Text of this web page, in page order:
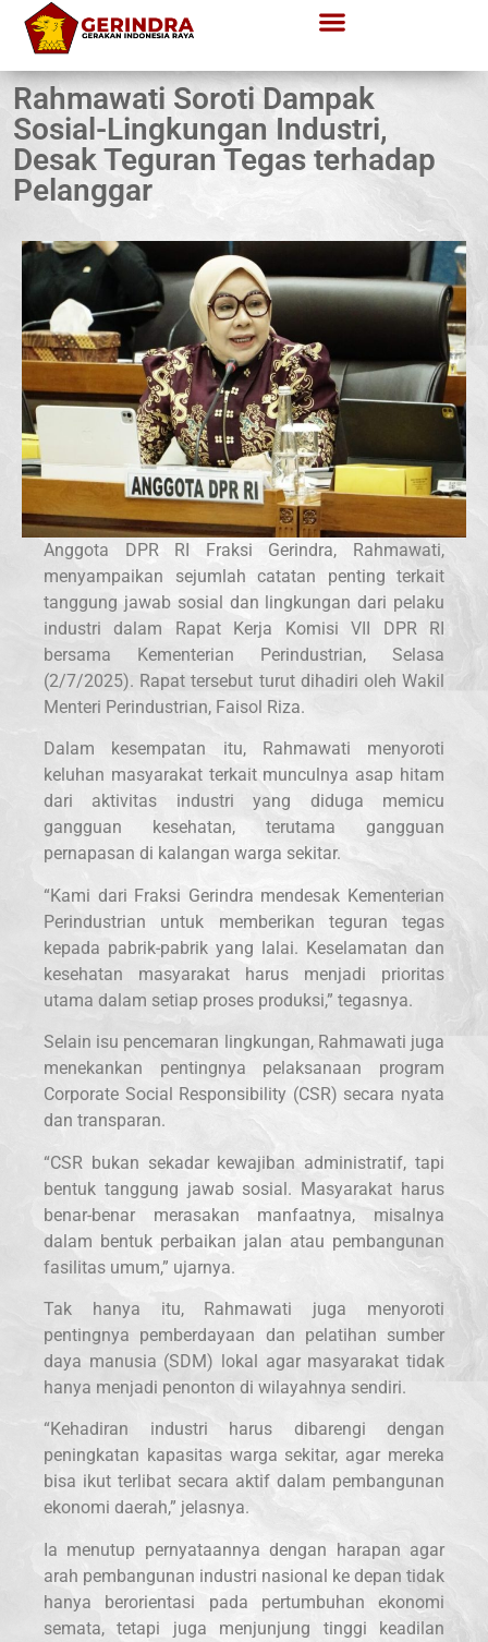
Rahmawati Soroti Dampak
Sosial-Lingkungan Industri,
Desak Teguran Tegas terhadap
Pelanggar
Anggota DPR RI Fraksi Gerindra, Rahmawati,
menyampaikan sejumlah catatan penting terkait
tanggung jawab sosial dan lingkungan dari pelaku
industri dalam Rapat Kerja Komisi VII DPR RI
bersama Kementerian Perindustrian, Selasa
(2/7/2025). Rapat tersebut turut dihadiri oleh Wakil
Menteri Perindustrian, Faisol Riza.
Dalam kesempatan itu, Rahmawati menyoroti
keluhan masyarakat terkait munculnya asap hitam
dari aktivitas industri yang diduga memicu
gangguan kesehatan, terutama gangguan
pernapasan di kalangan warga sekitar.
“Kami dari Fraksi Gerindra mendesak Kementerian
Perindustrian untuk memberikan teguran tegas
kepada pabrik-pabrik yang lalai. Keselamatan dan
kesehatan masyarakat harus menjadi prioritas
utama dalam setiap proses produksi,” tegasnya.
Selain isu pencemaran lingkungan, Rahmawati juga
menekankan pentingnya pelaksanaan program
Corporate Social Responsibility (CSR) secara nyata
dan transparan.
“CSR bukan sekadar kewajiban administratif, tapi
bentuk tanggung jawab sosial. Masyarakat harus
benar-benar merasakan manfaatnya, misalnya
dalam bentuk perbaikan jalan atau pembangunan
fasilitas umum,” ujarnya.
Tak hanya itu, Rahmawati juga menyoroti
pentingnya pemberdayaan dan pelatihan sumber
daya manusia (SDM) lokal agar masyarakat tidak
hanya menjadi penonton di wilayahnya sendiri.
“Kehadiran industri harus dibarengi dengan
peningkatan kapasitas warga sekitar, agar mereka
bisa ikut terlibat secara aktif dalam pembangunan
ekonomi daerah,” jelasnya.
Ia menutup pernyataannya dengan harapan agar
arah pembangunan industri nasional ke depan tidak
hanya berorientasi pada pertumbuhan ekonomi
semata, tetapi juga menjunjung tinggi keadilan